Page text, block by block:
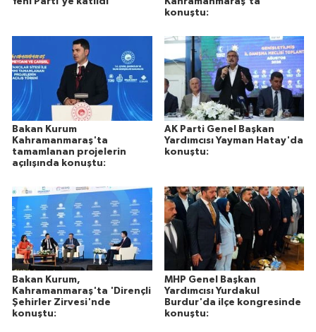
konuştu:
Bakan Kurum
Kahramanmaraş'ta
tamamlanan projelerin
açılışında konuştu:
AK Parti Genel Başkan
Yardımcısı Yayman Hatay'da
konuştu:
Bakan Kurum,
Kahramanmaraş'ta 'Dirençli
Şehirler Zirvesi'nde
konuştu:
MHP Genel Başkan
Yardımcısı Yurdakul
Burdur'da ilçe kongresinde
konuştu: